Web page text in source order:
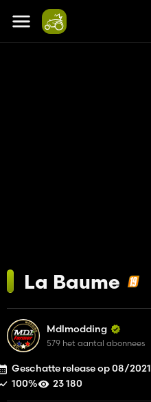
La Baume
Mdlmodding
579 het aantal abonnees
Geschatte release op 08/2021
100%
23 180